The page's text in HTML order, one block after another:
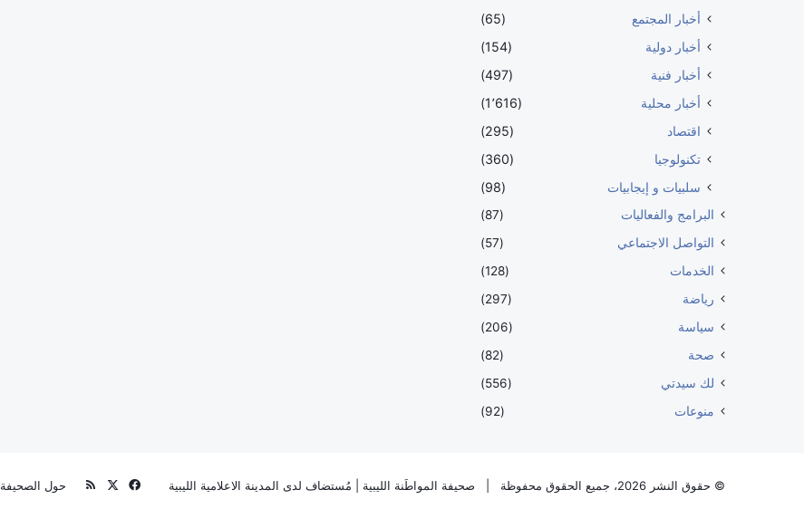
أخبار المجتمع
(65)
أخبار دولية
(154)
أخبار فنية
(497)
أخبار محلية
(1٬616)
اقتصاد
(295)
تكنولوجيا
(360)
سلبيات و إيجابيات
(98)
البرامج والفعاليات
(87)
التواصل الاجتماعي
(57)
الخدمات
(128)
رياضة
(297)
سياسة
(206)
صحة
(82)
لك سيدتي
(556)
منوعات
(92)
© حقوق النشر 2026، جميع الحقوق محفوظة | صحيفة المواطَنة الليبية | مُستضاف لدى المدينة الاعلامية الليبية حول الصحيفة فيسبوكملخص